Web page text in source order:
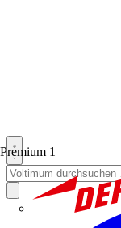
Premium 1